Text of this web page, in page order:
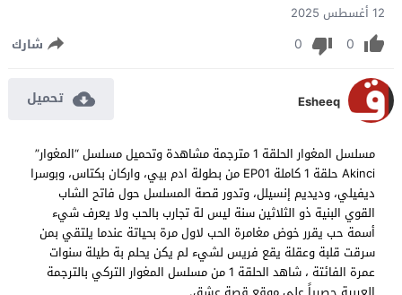
12 أغسطس 2025
0
0 شارك
Esheeq تحميل
مسلسل المغوار الحلقة 1 مترجمة مشاهدة وتحميل مسلسل “المغوار”
Akinci حلقة 1 كاملة EP01 من بطولة ادم بيي، واركان بكتاس، وبوسرا
ديفيلي، وديديم إنسيلل، وتدور قصة المسلسل حول فاتح الشاب
القوي البنية ذو الثلاثين سنة ليس لة تجارب بالحب ولا يعرف شيء
أسمة حب يقرر خوض مغامرة الحب لاول مرة بحياتة عندما يلتقي بمن
سرقت قلبة وعقلة يقع فريس لشيء لم يكن يحلم بة طيلة سنوات
عمرة الفائتة ، شاهد الحلقة 1 من مسلسل المغوار التركي بالترجمة